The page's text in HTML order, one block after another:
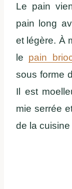
Le pain
pain long
et légère. À
le pain
sous forme
Il est
mie serrée
de la